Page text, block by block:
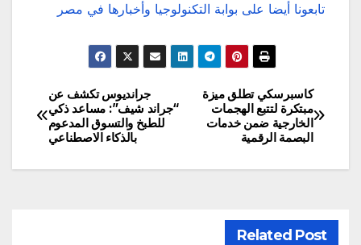
تابعونا أيضا على بوابة التكنولوجيا وأخبارها في مصر
تصفّح
المقالات
جرانديوس تكشف عن
“جراند شيف”: مساعد ذكي
للطبخ والتسوق المدعوم
بالذكاء الاصطناعي
كاسبرسكي تطلق ميزة
مبتكرة لتتبع الهجمات
الخارجية ضمن خدمات
البصمة الرقمية
Related Post